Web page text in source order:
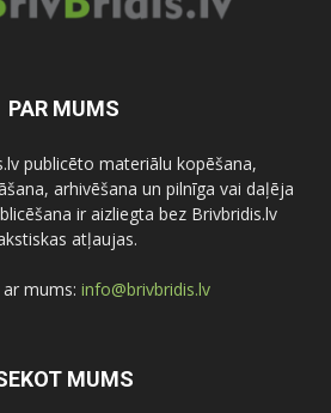
PAR MUMS
publicēto materiālu kopēšana,
arhivēšana un pilnīga vai daļēja
ir aizliegta bez Brivbridis.lv
atļaujas.
mums: info@brivbridis.lv
MUMS